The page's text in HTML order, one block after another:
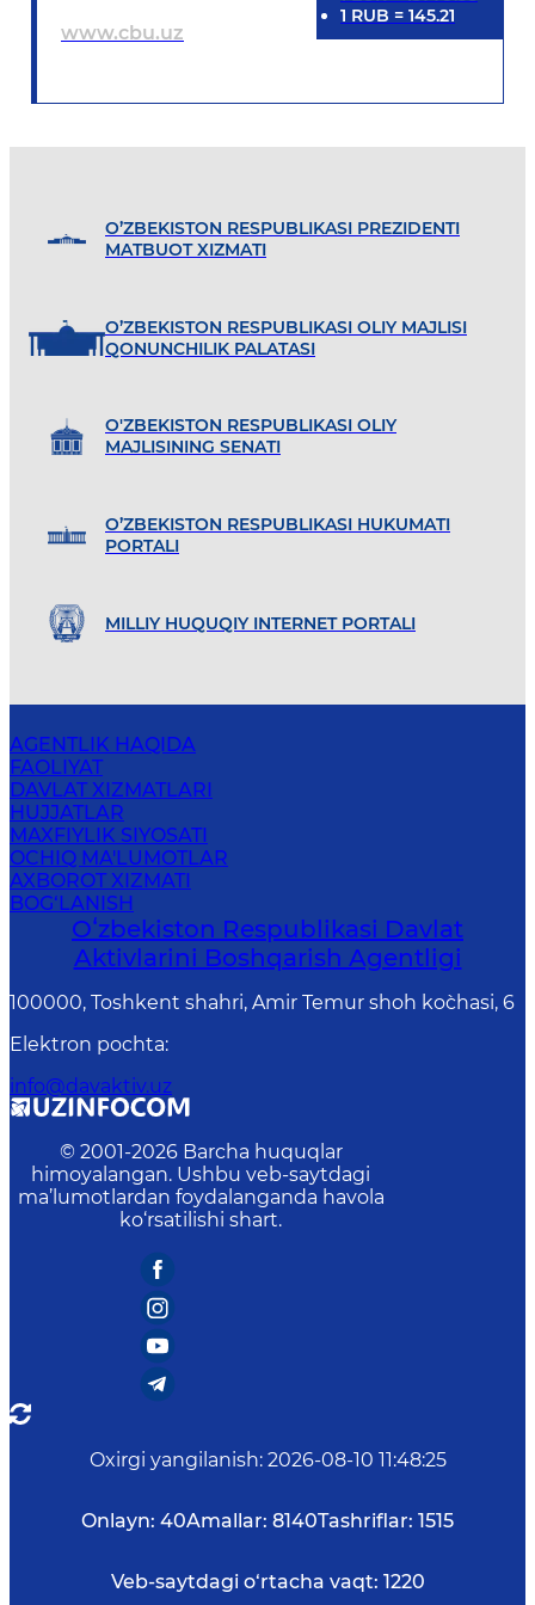
www.cbu.uz
1 RUB = 145.21
O’ZBEKISTON RESPUBLIKASI PREZIDENTI
MATBUOT XIZMATI
O’ZBEKISTON RESPUBLIKASI OLIY MAJLISI
QONUNCHILIK PALATASI
O'ZBEKISTON RESPUBLIKASI OLIY
MAJLISINING SENATI
O’ZBEKISTON RESPUBLIKASI HUKUMATI
PORTALI
MILLIY HUQUQIY INTERNET PORTALI
AGENTLIK HAQIDA
FAOLIYAT
DAVLAT XIZMATLARI
HUJJATLAR
MAXFIYLIK SIYOSATI
OCHIQ MA'LUMOTLAR
AXBOROT XIZMATI
BOG‘LANISH
Oʻzbekiston Respublikasi Davlat
Aktivlarini Boshqarish Agentligi
100000, Toshkent shahri, Amir Temur shoh ko`chasi, 6
Elektron pochta:
info@davaktiv.uz
© 2001-2026 Barcha huquqlar
himoyalangan. Ushbu veb-saytdagi
ma’lumotlardan foydalanganda havola
ko‘rsatilishi shart.
Oxirgi yangilanish: 2026-08-10 11:48:25
Onlayn: 40Amallar: 8140Tashriflar: 1515
Veb-saytdagi o‘rtacha vaqt: 1220